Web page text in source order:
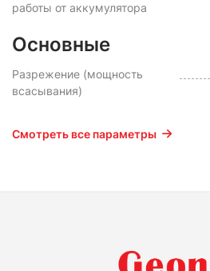
работы от аккумулятора
Основные
Разрежение (мощность
всасывания)
Смотреть все параметры